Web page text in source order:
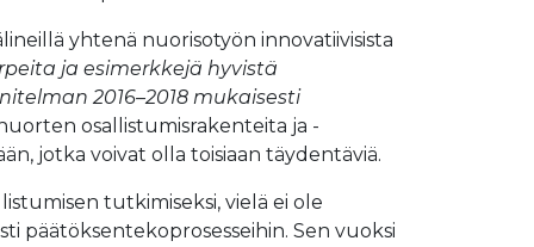
yhtenä nuorisotyön innovatiivisista
ja esimerkkejä hyvistä
2016–2018 mukaisesti
osallistumisrakenteita ja -
jotka voivat olla toisiaan täydentäviä.
tutkimiseksi, vielä ei ole
päätöksentekoprosesseihin. Sen vuoksi